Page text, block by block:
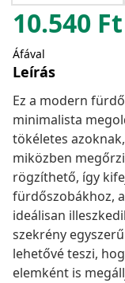
10.540 Ft
Áfával
Leírás
Ez a modern
minimalista
tökéletes
miközben
rögzíthető, így
fürdőszobákhoz,
ideálisan
szekrény
lehetővé teszi,
elemként is